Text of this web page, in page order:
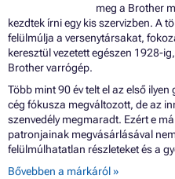
meg a Brother
kezdtek írni egy kis szervizben. A
felülmúlja a versenytársakat,
keresztül vezetett egészen 1928-
Brother varrógép.
Több mint 90 év telt el az első
cég fókusza megváltozott, de az
szenvedély megmaradt. Ezért e
patronjainak megvásárlásával
felülmúlhatatlan részleteket és a
Bővebben a márkáról »